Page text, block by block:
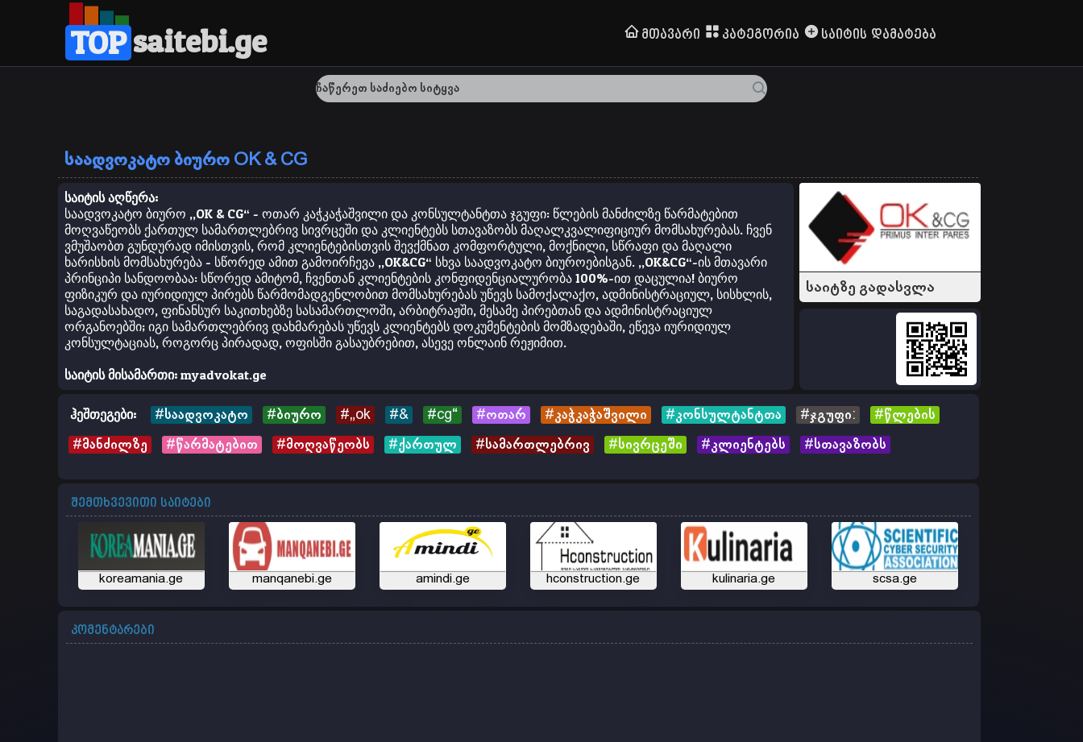
TOPsaitebi.ge Მთავარი Კატეგორია Საიტის Დამატება
საადვოკატო ბიურო OK & CG
საიტზე გადასვლა
საიტის აღწერა:
საადვოკატო ბიურო „OK & CG“ - ოთარ კაჭკაჭაშვილი და კონსულტანტთა ჯგუფი: წლების მანძილზე წარმატებით
მოღვაწეობს ქართულ სამართლებრივ სივრცეში და კლიენტებს სთავაზობს მაღალკვალიფიციურ მომსახურებას. ჩვენ
ვმუშაობთ გუნდურად იმისთვის, რომ კლიენტებისთვის შევქმნათ კომფორტული, მოქნილი, სწრაფი და მაღალი
ხარისხის მომსახურება - სწორედ ამით გამოირჩევა „OK&CG“ სხვა საადვოკატო ბიუროებისგან. „OK&CG“-ის მთავარი
პრინციპი სანდოობაა: სწორედ ამიტომ, ჩვენთან კლიენტების კონფიდენციალურობა 100%-ით დაცულია! ბიურო
ფიზიკურ და იურიდიულ პირებს წარმომადგენლობით მომსახურებას უწევს სამოქალაქო, ადმინისტრაციულ, სისხლის,
საგადასახადო, ფინანსურ საკითხებზე სასამართლოში, არბიტრაჟში, მესამე პირებთან და ადმინისტრაციულ
ორგანოებში; იგი სამართლებრივ დახმარებას უწევს კლიენტებს დოკუმენტების მომზადებაში, ეწევა იურიდიულ
კონსულტაციას, როგორც პირადად, ოფისში გასაუბრებით, ასევე ონლაინ რეჟიმით.
საიტის მისამართი: myadvokat.ge
ჰეშთეგები: #საადვოკატო #ბიურო #„ok #& #cg“ #ოთარ #კაჭკაჭაშვილი #კონსულტანტთა #ჯგუფი:
#წლების
#მანძილზე
#წარმატებით #მოღვაწეობს #ქართულ #სამართლებრივ #სივრცეში #კლიენტებს #სთავაზობს
შემთხვევითი საიტები
koreamania.ge manqanebi.ge amindi.ge hconstruction.ge kulinaria.ge scsa.ge
კომენტარები